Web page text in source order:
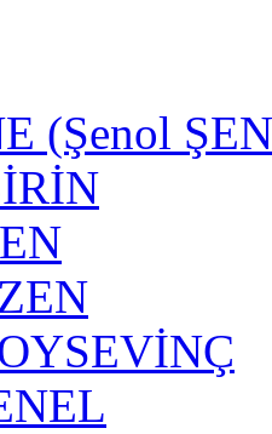
(Şenol